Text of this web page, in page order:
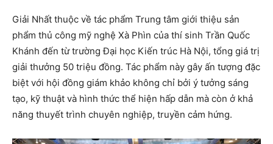
Giải Nhất thuộc về tác phẩm Trung tâm giới thiệu sản
phẩm thủ công mỹ nghệ Xà Phìn của thí sinh Trần Quốc
Khánh đến từ trường Đại học Kiến trúc Hà Nội, tổng giá trị
giải thưởng 50 triệu đồng. Tác phẩm này gây ấn tượng đặc
biệt với hội đồng giám khảo không chỉ bởi ý tưởng sáng
tạo, kỹ thuật và hình thức thể hiện hấp dẫn mà còn ở khả
năng thuyết trình chuyên nghiệp, truyền cảm hứng.